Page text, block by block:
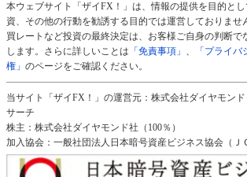
本ウェブサイト「ザイFX！」は、情報の提供を目的と
資、その他の行動を勧誘する目的では運営しておりませ
買レートなど投資の最終決定は、お客様ご自身の判断で
します。さらに詳しいことは 「免責事項」 、
「プライ
権」 のページをご確認ください。
当サイト「ザイFX！」の運営元：株式会社ダイヤモン
サーチ
株主：株式会社ダイヤモンド社（100％）
加入協会：一般社団法人日本暗号資産ビジネス協会（Ｊ